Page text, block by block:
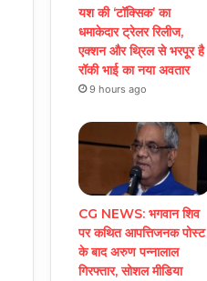
यश की ‘टॉक्सिक’ का
धमाकेदार ट्रेलर रिलीज,
एक्शन और थ्रिल से भरपूर है
रॉकी भाई का नया अवतार
9 hours ago
CG NEWS: भगवान शिव
पर कथित आपत्तिजनक पोस्ट
के बाद अरुण पन्नालाल
गिरफ्तार, सोशल मीडिया